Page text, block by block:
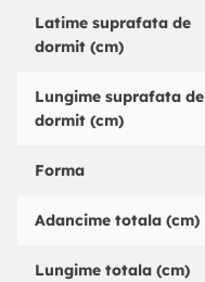
Latime suprafata de
dormit (cm)
Lungime suprafata de
dormit (cm)
Forma
Adancime totala (cm)
Lungime totala (cm)